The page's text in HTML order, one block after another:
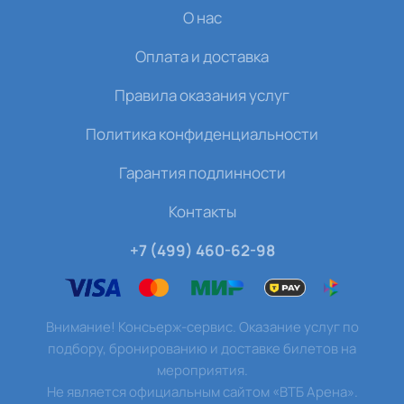
О нас
Оплата и доставка
Правила оказания услуг
Политика конфиденциальности
Гарантия подлинности
Контакты
+7 (499) 460-62-98
Внимание! Консьерж-сервис. Оказание услуг по
подбору, бронированию и доставке билетов на
мероприятия.
Не является официальным сайтом «ВТБ Арена».